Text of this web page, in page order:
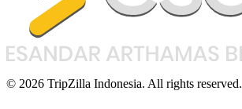
© 2026 TripZilla Indonesia. All rights reserved.